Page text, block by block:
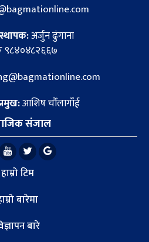
अर्जुन ढुंगाना
९८४०४८२६६७
आशिष चौँलागाँई
संजाल
हाम्रो टिम
बारेमा
बारे